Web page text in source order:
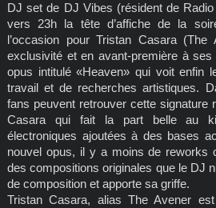
DJ set de DJ Vibes (résident de
vers 23h la tête d’affiche de la
l’occasion pour Tristan Casara
exclusivité et en avant-première à
opus intitulé «Heaven» qui voit enfin
travail et de recherches artistiques.
fans peuvent retrouver cette signature
Casara qui fait la part belle au
électroniques ajoutées à des bases
nouvel opus, il y a moins de reworks
des compositions originales que le DJ
de composition et apporte sa griffe.
Tristan Casara, alias The Avener